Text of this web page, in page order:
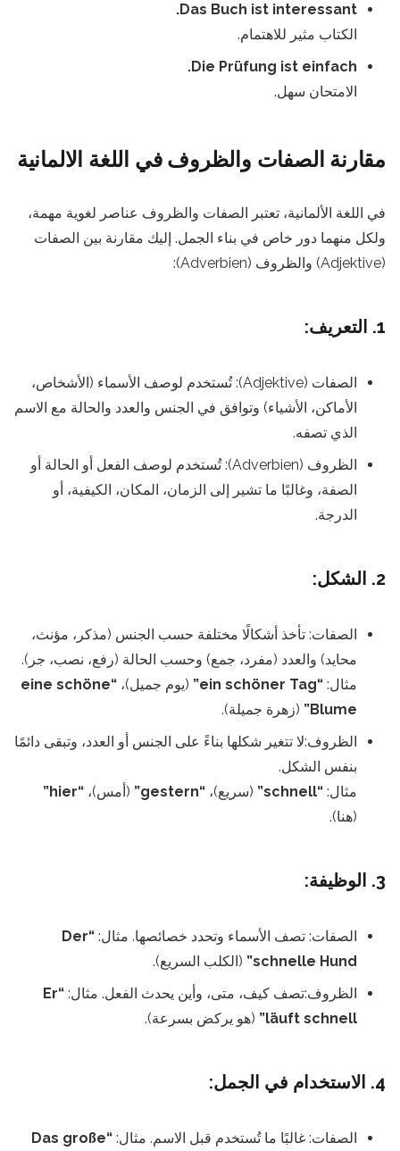
Das Buch ist interessant.
الكتاب مثير للاهتمام.
Die Prüfung ist einfach.
الامتحان سهل.
مقارنة الصفات والظروف في اللغة الالمانية
في اللغة الألمانية، تعتبر الصفات والظروف عناصر لغوية مهمة،
ولكل منهما دور خاص في بناء الجمل. إليك مقارنة بين الصفات
(Adjektive) والظروف (Adverbien):
1. التعريف:
الصفات (Adjektive): تُستخدم لوصف الأسماء (الأشخاص،
الأماكن، الأشياء) وتوافق في الجنس والعدد والحالة مع الاسم
الذي تصفه.
الظروف (Adverbien): تُستخدم لوصف الفعل أو الحالة أو
الصفة، وغالبًا ما تشير إلى الزمان، المكان، الكيفية، أو
الدرجة.
2. الشكل:
الصفات: تأخذ أشكالًا مختلفة حسب الجنس (مذكر، مؤنث،
محايد) والعدد (مفرد، جمع) وحسب الحالة (رفع، نصب، جر).
مثال: “ein schöner Tag” (يوم جميل)،
“eine schöne
Blume”
(زهرة جميلة).
الظروف:لا تتغير شكلها بناءً على الجنس أو العدد، وتبقى دائمًا
بنفس الشكل.
مثال: “schnell” (سريع)، “gestern” (أمس)، “hier”
(هنا).
3. الوظيفة:
الصفات: تصف الأسماء وتحدد خصائصها. مثال:
“Der
schnelle Hund”
(الكلب السريع).
الظروف:تصف كيف، متى، وأين يحدث الفعل. مثال:
“Er
läuft schnell”
(هو يركض بسرعة).
4. الاستخدام في الجمل:
الصفات: غالبًا ما تُستخدم قبل الاسم. مثال:
“Das große